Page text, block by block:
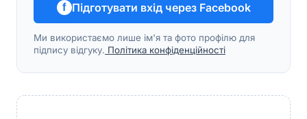
f Підготувати вхід через Facebook
Ми використаємо лише ім'я та фото профілю для
підпису відгуку. Політика конфіденційності